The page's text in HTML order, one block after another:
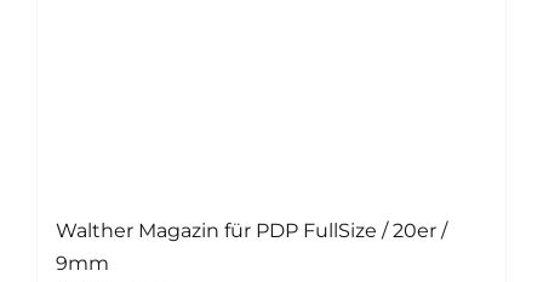
Walther Magazin für PDP FullSize / 20er /
9mm